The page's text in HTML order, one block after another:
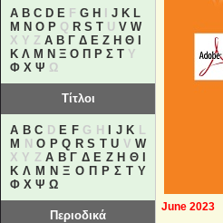
A B C D E F G H J K L
M N O P Q R S T U V W
X Y Z Α Β Γ Δ Ε Ζ Η Θ
Κ Λ Μ Ν Ξ Ο Π Ρ Σ Τ Υ
Φ Χ Ψ Ω
Τίτλοι
A B C D E FG H J K L
M
N O P Q R S T U V W
X Y ZΑ Β Γ Δ Ε Ζ Η Θ
Κ Λ Μ Ν Ξ Ο Π Ρ Σ Τ Υ
Φ Χ Ψ Ω
Περιοδικά
June 2023